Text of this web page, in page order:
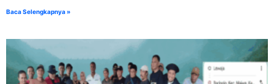
Baca Selengkapnya »